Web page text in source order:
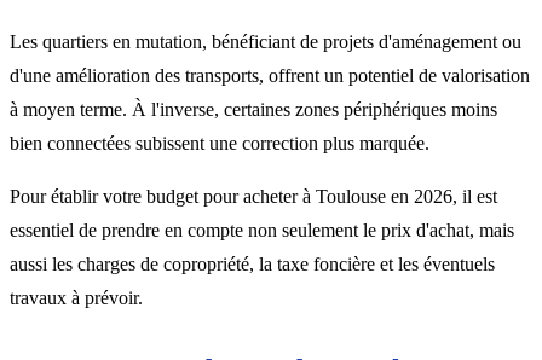
Les quartiers en mutation, bénéficiant de projets d'aménagement ou
d'une amélioration des transports, offrent un potentiel de valorisation
à moyen terme. À l'inverse, certaines zones périphériques moins
bien connectées subissent une correction plus marquée.
Pour établir votre budget pour acheter à Toulouse en 2026, il est
essentiel de prendre en compte non seulement le prix d'achat, mais
aussi les charges de copropriété, la taxe foncière et les éventuels
travaux à prévoir.